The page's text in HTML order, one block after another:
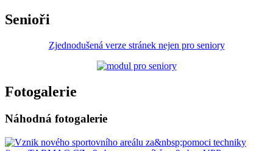
Senioři
Zjednodušená verze stránek nejen pro seniory
Fotogalerie
Náhodná fotogalerie